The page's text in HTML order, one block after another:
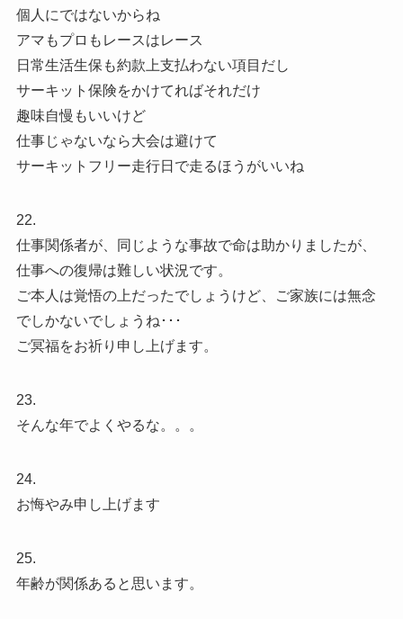
個人にではないからね
アマもプロもレースはレース
日常生活生保も約款上支払わない項目だし
サーキット保険をかけてればそれだけ
趣味自慢もいいけど
仕事じゃないなら大会は避けて
サーキットフリー走行日で走るほうがいいね
22.
仕事関係者が、同じような事故で命は助かりましたが、
仕事への復帰は難しい状況です。
ご本人は覚悟の上だったでしょうけど、ご家族には無念
でしかないでしょうね･･･
ご冥福をお祈り申し上げます。
23.
そんな年でよくやるな。。。
24.
お悔やみ申し上げます
25.
年齢が関係あると思います。